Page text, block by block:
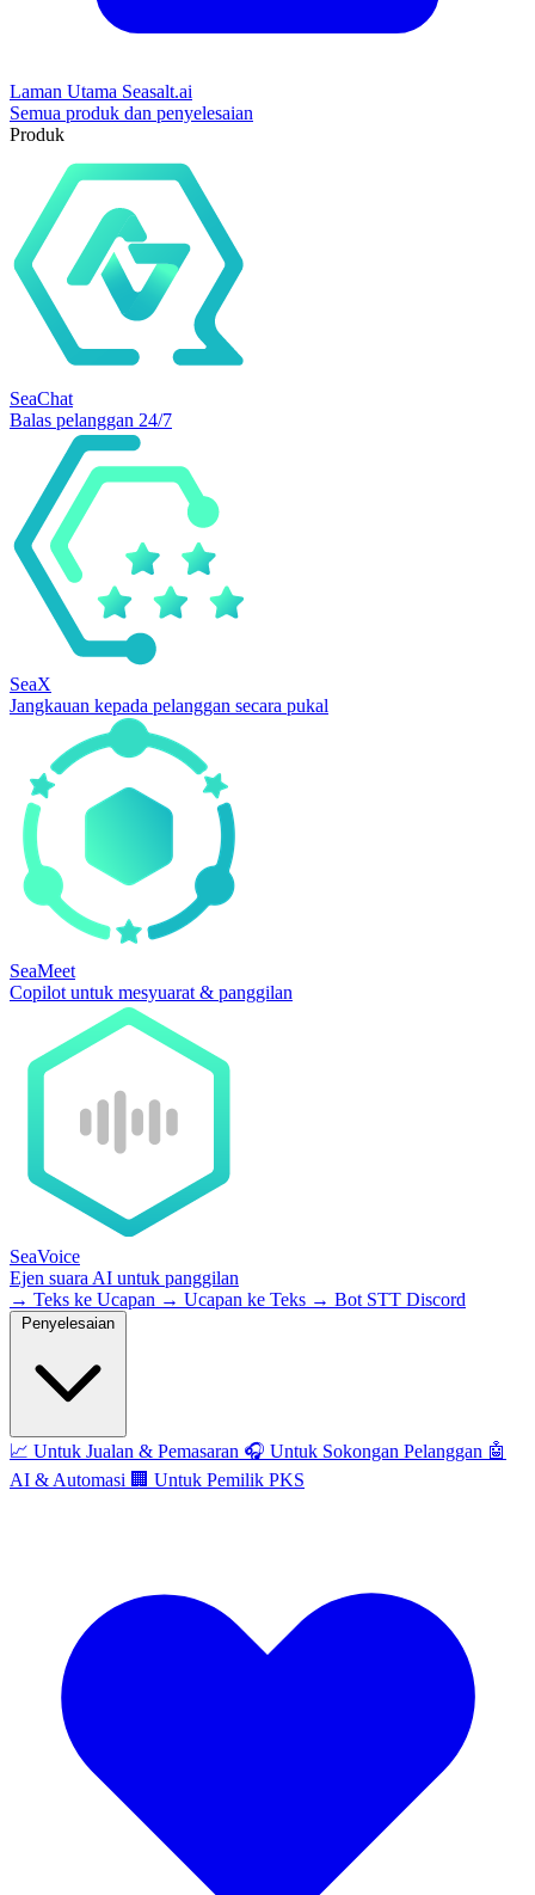
Laman Utama Seasalt.ai
Semua produk dan penyelesaian
Produk
SeaChat
Balas pelanggan 24/7
SeaX
Jangkauan kepada pelanggan secara pukal
SeaMeet
Copilot untuk mesyuarat & panggilan
SeaVoice
Ejen suara AI untuk panggilan
→ Teks ke Ucapan → Ucapan ke Teks → Bot STT Discord
📈 Untuk Jualan & Pemasaran 🎧 Untuk Sokongan Pelanggan 🤖
AI & Automasi 🏢 Untuk Pemilik PKS